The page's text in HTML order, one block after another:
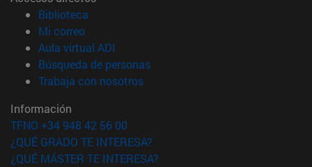
Biblioteca
Mi correo(abre en nueva ventana)
Aula virtual ADI
Búsqueda de personas(abre en nueva ventana)
Trabaja con nosotros(abre en nueva ventana)
Información
TFNO +34 948 42 56 00
¿QUÉ GRADO TE INTERESA?
¿QUÉ MÁSTER TE INTERESA?